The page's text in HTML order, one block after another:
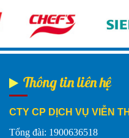
Thông tin liên hệ
CTY CP DỊCH VỤ VIỄN
Tổng đài: 1900636518